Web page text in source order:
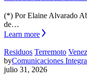
(*) Por Elaine Alvarado
de…
Learn more
Residuos Terremoto
byComunicaciones
julio 31, 2026